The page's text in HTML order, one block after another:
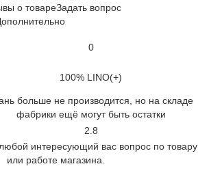
о товареЗадать вопрос
0
100% LINO(+)
больше не производится, но на складе
фабрики ещё могут быть остатки
2.8
интересующий вас вопрос по товару
или работе магазина.